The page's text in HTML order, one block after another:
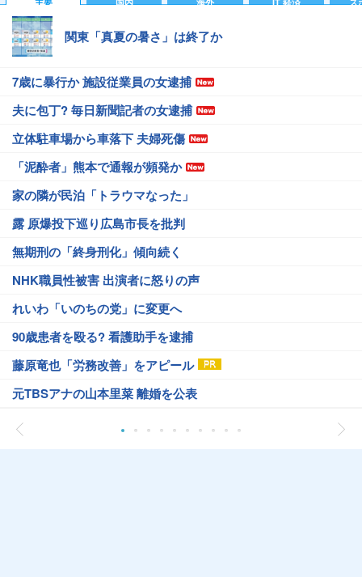
関東「真夏の暑さ」は終了か
7歳に暴行か 施設従業員の女逮捕
夫に包丁? 毎日新聞記者の女逮捕
立体駐車場から車落下 夫婦死傷
「泥酔者」熊本で通報が頻発か
家の隣が民泊「トラウマなった」
露 原爆投下巡り広島市長を批判
無期刑の「終身刑化」傾向続く
NHK職員性被害 出演者に怒りの声
れいわ「いのちの党」に変更へ
90歳患者を殴る? 看護助手を逮捕
藤原竜也「労務改善」をアピール
元TBSアナの山本里菜 離婚を公表